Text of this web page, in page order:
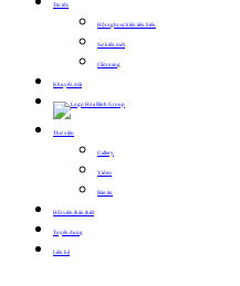
Tin tức
Hội nghị sự kiện tiêu biểu
Sự kiện mới
Cẩm nang
Khuyến mãi
Thư viện
Gallery
Video
Bản tin
Hội viên thân thiết
Tuyển dụng
Liên hệ